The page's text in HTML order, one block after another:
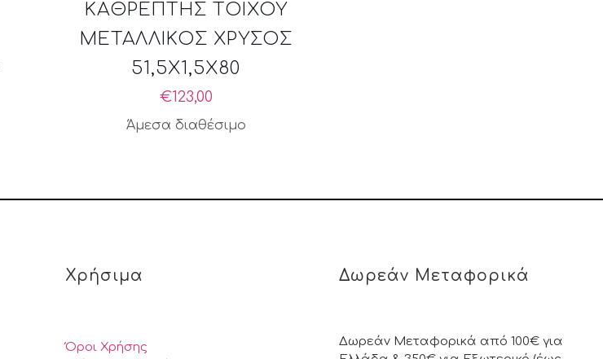
ΚΑΘΡΕΠΤΗΣ ΤΟΙΧΟΥ
ΜΕΤΑΛΛΙΚΟΣ ΧΡΥΣΟΣ
51,5X1,5X80
€123,00
Άμεσα διαθέσιμο
Χρήσιμα
Όροι Χρήσης
Δωρεάν Μεταφορικά
Δωρεάν Μεταφορικά από 100€ για